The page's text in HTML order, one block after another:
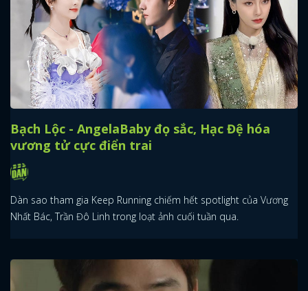
Bạch Lộc - AngelaBaby đọ sắc, Hạc Đệ hóa
vương tử cực điển trai
Dàn sao tham gia Keep Running chiếm hết spotlight của Vương
Nhất Bác, Trần Đô Linh trong loạt ảnh cuối tuần qua.